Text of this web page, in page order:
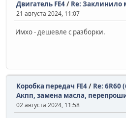
Двигатель FE4/ Re: Заклинило
21 августа 2024, 11:07
Имхо - дешевле с разборки.
Коробка передач FE4/ Re: 6R60
Акпп, замена масла,
02 августа 2024, 11:58